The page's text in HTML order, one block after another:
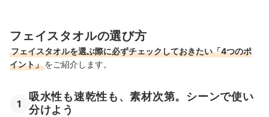
フェイスタオルの選び方
フェイスタオルを選ぶ際に必ずチェックしておきたい「4つのポ
イント」をご紹介します。
1
吸水性も速乾性も、素材次第。シーンで使い
分けよう